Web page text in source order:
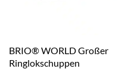
BRIO® WORLD Großer
Ringlokschuppen